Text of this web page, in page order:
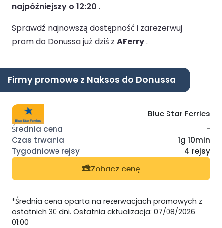
najpóźniejszy o 12:20 .
Sprawdź najnowszą dostępność i zarezerwuj
prom do Donussa już dziś z AFerry.
Firmy promowe z Naksos do Donussa
Blue Star Ferries
-
1g 10min
4 rejsy
Zobacz cenę
*Średnia cena oparta na rezerwacjach promowych z
ostatnich 30 dni. Ostatnia aktualizacja: 07/08/2026
01:00